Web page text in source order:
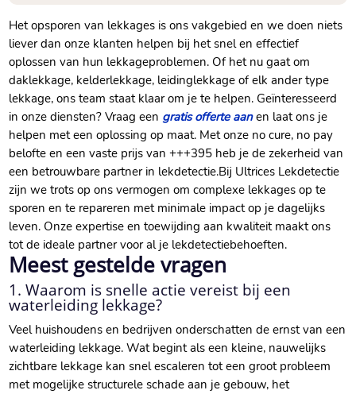
Het opsporen van lekkages is ons vakgebied en we doen niets
liever dan onze klanten helpen bij het snel en effectief
oplossen van hun lekkageproblemen.​ Of het nu gaat om
daklekkage, kelderlekkage, leidinglekkage of elk ander type
lekkage, ons team staat klaar om je te helpen.​ Geïnteresseerd
in onze diensten? Vraag een gratis offerte aanen laat ons je
helpen met een oplossing op maat.​ Met onze no cure, no pay
belofte en een vaste prijs van +++395 heb je de zekerheid van
een betrouwbare partner in lekdetectie.​ Bij Ultrices Lekdetectie
zijn we trots op ons vermogen om complexe lekkages op te
sporen en te repareren met minimale impact op je dagelijks
leven.​ Onze expertise en toewijding aan kwaliteit maakt ons
tot de ideale partner voor al je lekdetectiebehoeften.​
Meest gestelde vragen
1.​ Waarom is snelle actie vereist bij een
waterleiding lekkage?
Veel huishoudens en bedrijven onderschatten de ernst van een
waterleiding lekkage.​ Wat begint als een kleine, nauwelijks
zichtbare lekkage kan snel escaleren tot een groot probleem
met mogelijke structurele schade aan je gebouw, het